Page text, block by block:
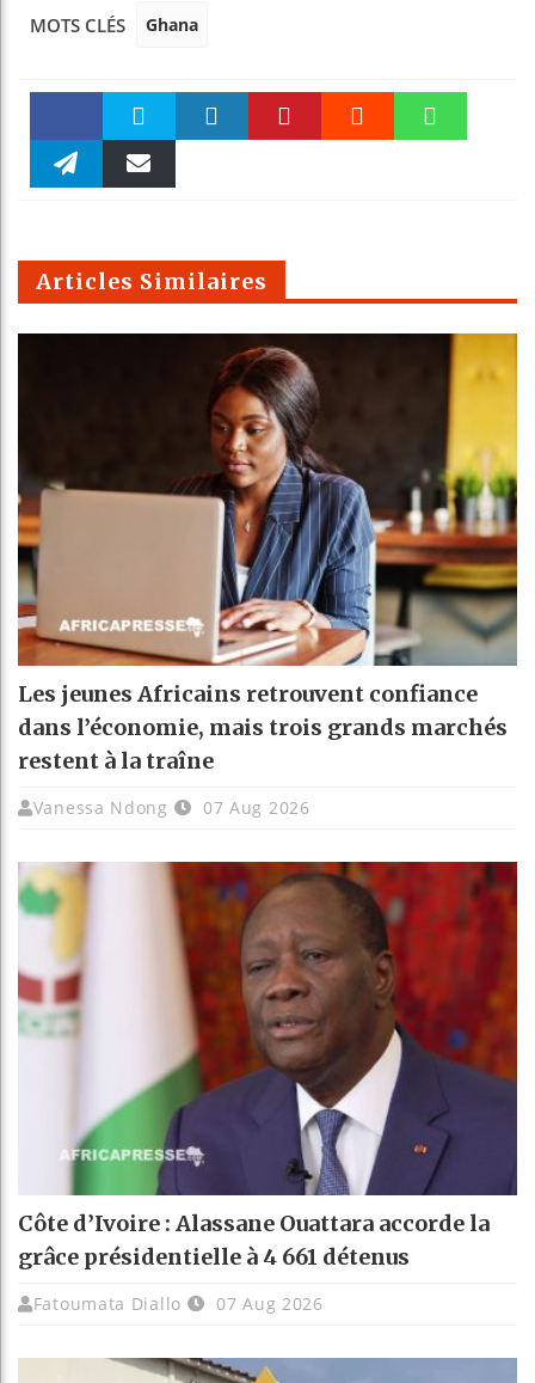
MOTS CLÉS Ghana
Faceboo Twitter
m
Articles Similaires
Les jeunes Africains retrouvent confiance
dans l’économie, mais trois grands marchés
restent à la traîne
Vanessa Ndong 07 Aug 2026
Côte d’Ivoire : Alassane Ouattara accorde la
grâce présidentielle à 4 661 détenus
Fatoumata Diallo 07 Aug 2026